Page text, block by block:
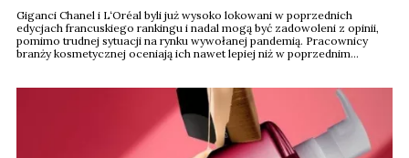
Giganci Chanel i L‘Oréal byli już wysoko lokowani w poprzednich
edycjach francuskiego rankingu i nadal mogą być zadowoleni z opinii,
pomimo trudnej sytuacji na rynku wywołanej pandemią. Pracownicy
branży kosmetycznej oceniają ich nawet lepiej niż w poprzednim